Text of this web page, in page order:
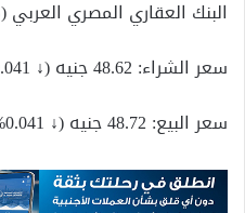
البنك العقاري المصري العربي (EALB)
سعر الشراء: 48.62 جنيه (↓ 0.041%)
سعر البيع: 48.72 جنيه (↓ 0.041%)